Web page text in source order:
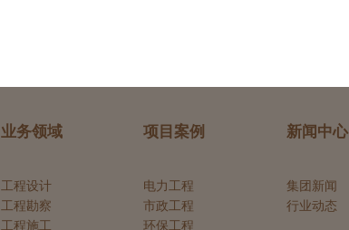
业务领域
工程设计
工程勘察
工程施工
项目案例
电力工程
市政工程
环保工程
新闻中心
集团新闻
行业动态